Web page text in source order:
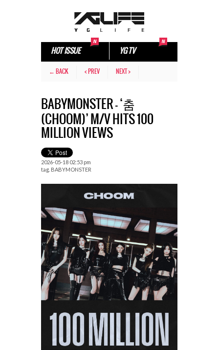
HOT ISSUE YG TV
← BACK < PREV NEXT >
BABYMONSTER – ‘춤
(CHOOM)’ M/V HITS 100
MILLION VIEWS
2026-05-18 02:53 pm
tag. BABYMONSTER